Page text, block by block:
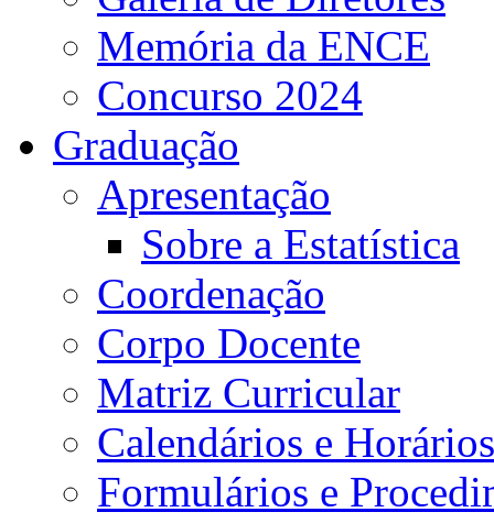
Memória da ENCE
Concurso 2024
Graduação
Apresentação
Sobre a Estatística
Coordenação
Corpo Docente
Matriz Curricular
Calendários e Horários
Formulários e